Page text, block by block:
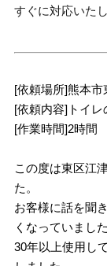
すぐに対応いたし
[依頼場所]熊本市
[依頼内容]トイレ
[作業時間]2時間
この度は東区江
た。
お客様に話を聞
くなっていました
30年以上使用し